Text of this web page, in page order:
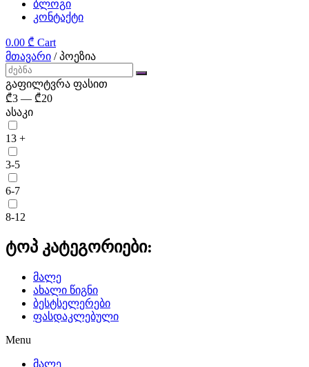
has
been
providing
customized
services
to
customers.
best
quality
discount
best
tag
heuer
replica
ბლოგი
კონტაქტი
0.00 ₾ Cart
მთავარი / პოეზია
გაფილტვრა ფასით
₾3 — ₾20
ასაკი
13 +
3-5
6-7
8-12
ტოპ კატეგორიები:
მალე
ახალი წიგნი
ბესტსელერები
ფასდაკლებული
Menu
მალე